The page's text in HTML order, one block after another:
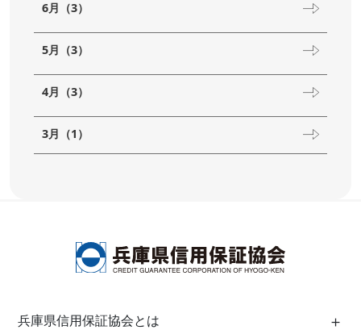
6月（3）
5月（3）
4月（3）
3月（1）
兵庫県信用保証協会とは